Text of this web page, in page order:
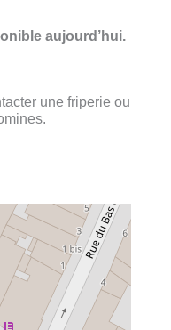
aujourd’hui.
une friperie ou